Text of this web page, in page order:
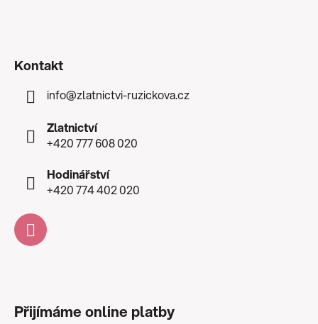
Kontakt
info@zlatnictvi-ruzickova.cz
Zlatnictví
+420 777 608 020
Hodinářství
+420 774 402 020
Přijímáme online platby